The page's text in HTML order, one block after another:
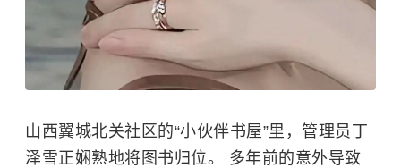
山西翼城北关社区的“小伙伴书屋”里，管理员丁
泽雪正娴熟地将图书归位。 多年前的意外导致